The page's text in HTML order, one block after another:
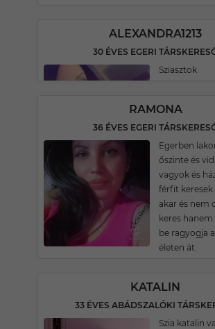
ALEXANDRA1213
30 ÉVES EGERI
Sziasztok
RAMONA
36 ÉVES EGERI
Egerben
őszinte és
vagyok és
férfit
akar és nem
keres
be ragyogja
életen át.
KATALIN
33 ÉVES ABÁDSZALÓKI
Szia katalin